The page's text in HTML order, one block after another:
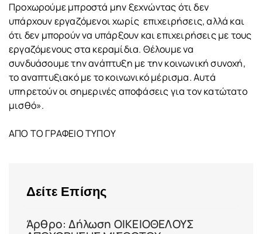
Προχωρούμε μπροστά μην ξεχνώντας ότι δεν
υπάρχουν εργαζόμενοι χωρίς επιχειρήσεις, αλλά και
ότι δεν μπορούν να υπάρξουν και επιχειρήσεις με τους
εργαζόμενους στα κεραμίδια. Θέλουμε να
συνδυάσουμε την ανάπτυξη με την κοινωνική συνοχή,
το αναπτυξιακό με το κοινωνικό μέρισμα. Αυτά
υπηρετούν οι σημερινές αποφάσεις για τον κατώτατο
μισθό».
ΑΠΟ ΤΟ ΓΡΑΦΕΙΟ ΤΥΠΟΥ
Δείτε Επίσης
Άρθρο: Δήλωση ΟΙΚΕΙΟΘΕΛΟΥΣ